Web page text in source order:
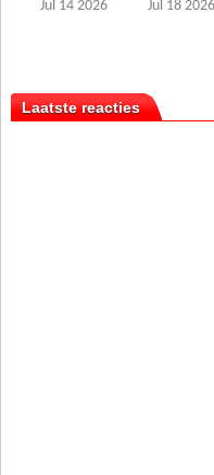
Laatste reacties